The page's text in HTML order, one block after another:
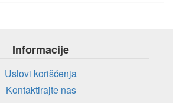
Informacije
Uslovi korišćenja
Kontaktirajte nas